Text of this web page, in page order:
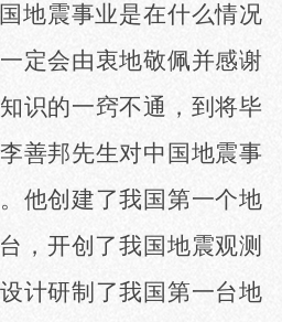
地震事业是在什么情况
定会由衷地敬佩并感谢
识的一窍不通，到将毕
善邦先生对中国地震事
他创建了我国第一个地
，开创了我国地震观测
计研制了我国第一台地